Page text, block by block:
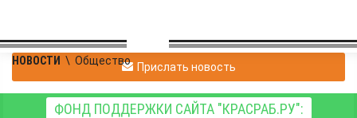
НОВОСТИ \ Общество Прислать новость
ФОНД ПОДДЕРЖКИ САЙТА "КРАСРАБ.РУ":